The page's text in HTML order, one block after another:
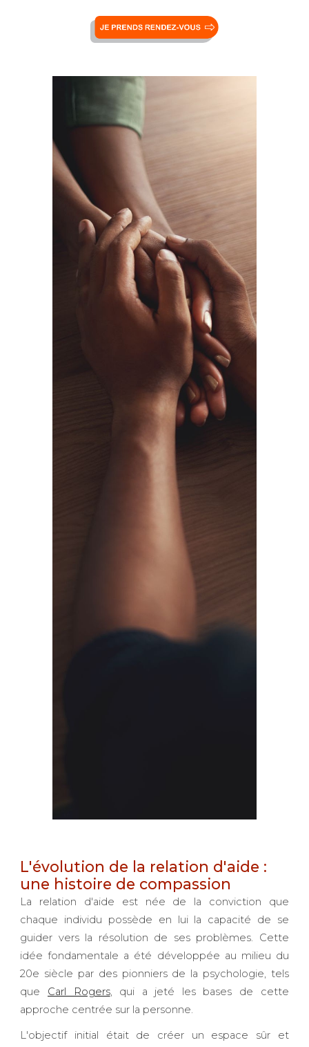
L'évolution de la relation d'aide :
une histoire de compassion
La relation d'aide est née de la conviction que
chaque individu possède en lui la capacité de se
guider vers la résolution de ses problèmes. Cette
idée fondamentale a été développée au milieu du
20e siècle par des pionniers de la psychologie, tels
que Carl Rogers, qui a jeté les bases de cette
approche centrée sur la personne.
L'objectif initial était de créer un espace sûr et